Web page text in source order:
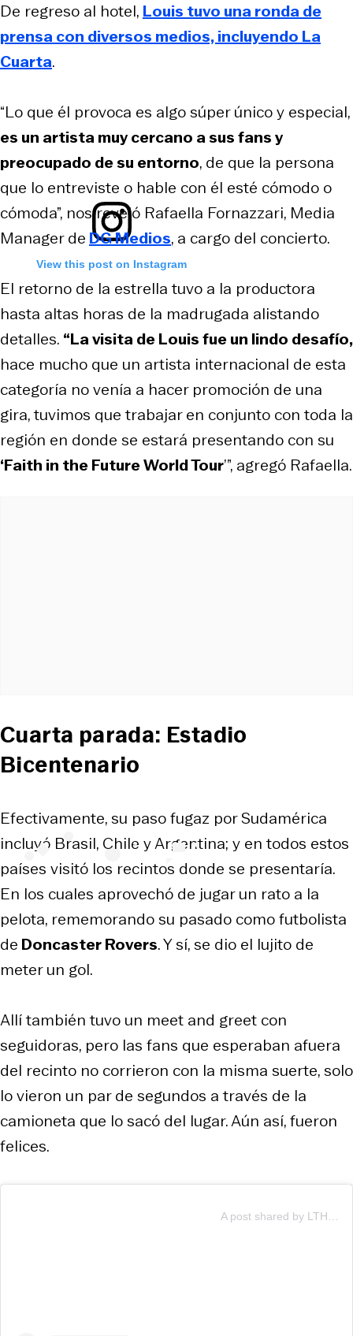
View this post on Instagram
De regreso al hotel, Louis tuvo una ronda de
prensa con diversos medios, incluyendo La
Cuarta.
“Lo que él provoca es algo súper único y especial,
es un artista muy cercano a sus fans y
preocupado de su entorno, de que la persona
que lo entreviste o hable con él esté cómodo o
cómoda”, nos reveló Rafaella Fornazzari, Media
Manager de DG Medios, a cargo del concierto.
El retorno de la estrella tuvo a la productora
hasta altas horas de la madrugada alistando
detalles. “La visita de Louis fue un lindo desafío,
hace mucho que un artista internacional de esta
categoría no venía a hacer promoción de una
gira, tuvimos que trabajar en conjunto con toda la
región en donde se estará presentando con su
‘Faith in the Future World Tour’”, agregó Rafaella.
Cuarta parada: Estadio
Bicentenario
Efectivamente, su paso fugaz por Sudamérica
incluyó Brasil, Chile y Argentina; y en todos estos
países visitó los recintos donde se presentaría.
En los cuales aprovechó de jugar un rato a la
pelota, rememorando su pasado como futbolista
de Doncaster Rovers. Y sí, se dio el lujito de
meter un gol.
Allí también tuvo un meet and greet con
seguidoras, pero las fans que esperaban afuera
del recinto no corrieron con la misma suerte, solo
lo vieron un par de segundos a través de la
camioneta que lo sacó del lugar. Aún así, fueron
felices.